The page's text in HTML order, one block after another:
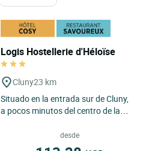
Logis Hostellerie d'Héloïse
Cluny23 km
Situado en la entrada sur de Cluny,
a pocos minutos del centro de la
de salida de la...desde